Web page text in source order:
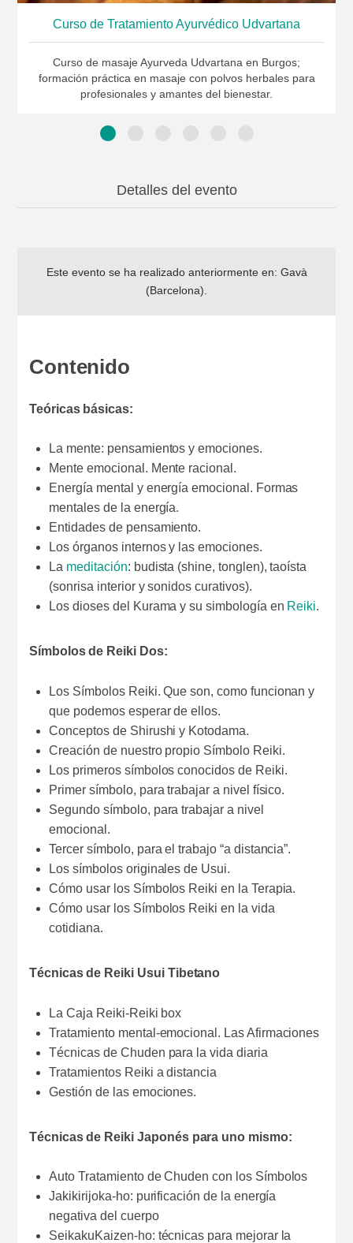
Curso de Tratamiento Ayurvédico Udvartana
Curso de masaje Ayurveda Udvartana en Burgos;
formación práctica en masaje con polvos herbales para
profesionales y amantes del bienestar.
Detalles del evento
Este evento se ha realizado anteriormente en: Gavà
(Barcelona)
Contenido
Teóricas básicas:
La mente: pensamientos y emociones.
Mente emocional. Mente racional.
Energía mental y energía emocional. Formas
mentales de la energía.
Entidades de pensamiento.
Los órganos internos y las emociones.
La meditación: budista (shine, tonglen), taoísta
(sonrisa interior y sonidos curativos).
Los dioses del Kurama y su simbología en Reiki.
Símbolos de Reiki Dos:
Los Símbolos Reiki. Que son, como funcionan y
que podemos esperar de ellos.
Conceptos de Shirushi y Kotodama.
Creación de nuestro propio Símbolo Reiki.
Los primeros símbolos conocidos de Reiki.
Primer símbolo, para trabajar a nivel físico.
Segundo símbolo, para trabajar a nivel
emocional.
Tercer símbolo, para el trabajo “a distancia”.
Los símbolos originales de Usui.
Cómo usar los Símbolos Reiki en la Terapia.
Cómo usar los Símbolos Reiki en la vida
cotidiana.
Técnicas de Reiki Usui Tibetano
La Caja Reiki-Reiki box
Tratamiento mental-emocional. Las Afirmaciones
Técnicas de Chuden para la vida diaria
Tratamientos Reiki a distancia
Gestión de las emociones.
Técnicas de Reiki Japonés para uno mismo:
Auto Tratamiento de Chuden con los Símbolos
Jakikirijoka-ho: purificación de la energía
negativa del cuerpo
SeikakuKaizen-ho: técnicas para mejorar la